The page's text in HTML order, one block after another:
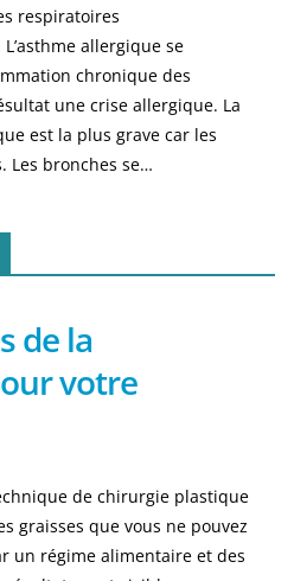
respiratoires
allergique se
chronique des
une crise allergique. La
est la plus grave car les
Les bronches se…
de la
votre
de chirurgie plastique
graisses que vous ne pouvez
un régime alimentaire et des